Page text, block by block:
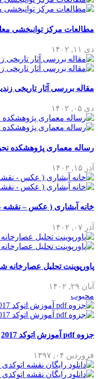
مطالعات مرکز توانبخشی
دی ۱۱, ۱۴۰۲
مقاله بررسی آثار تاریخی زندیه ( 36
دی ۰۵, ۱۴۰۲
رساله معماری پژوهشکده
آذر ۱۵, ۱۴۰۲
خانه آبشاری ( عکس – نقشه
آذر ۰۷, ۱۴۰۲
پاورپوینت تحلیل عصارخانه شاهی
آبان ۲۹, ۱۴۰۲
محبوب
جزوه pdf آموزش اتوکد 2017
فروردین ۰۴, ۱۳۹۷